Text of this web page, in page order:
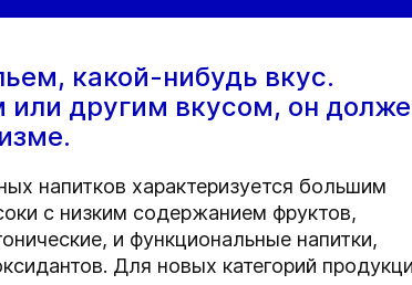
какой-нибудь вкус.
или другим вкусом, он
напитков характеризуется большим
с низким содержанием фруктов,
и функциональные напитки,
Для новых категорий